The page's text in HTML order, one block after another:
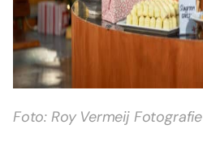
Foto: Roy Vermeij Fotografie